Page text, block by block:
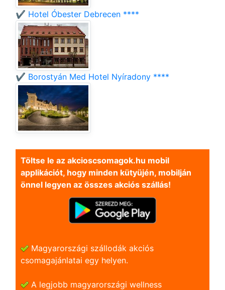
✔️ Hotel Óbester Debrecen ****
✔️ Borostyán Med Hotel Nyíradony ****
Töltse le az akcioscsomagok.hu mobil
applikációt, hogy minden kütyüjén, mobilján
önnel legyen az összes akciós szállás!
Magyarországi szállodák akciós
csomagajánlatai egy helyen.
A legjobb magyarországi wellness